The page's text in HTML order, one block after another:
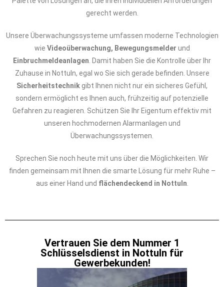
gerecht werden.
Unsere Überwachungssysteme umfassen moderne Technologien
wie Videoüberwachung, Bewegungsmelder und
Einbruchmeldeanlagen . Damit haben Sie die Kontrolle über Ihr
Zuhause in Nottuln, egal wo Sie sich gerade befinden. Unsere
Sicherheitstechnik gibt Ihnen nicht nur ein sicheres Gefühl,
sondern ermöglicht es Ihnen auch, frühzeitig auf potenzielle
Gefahren zu reagieren. Schützen Sie Ihr Eigentum effektiv mit
unseren hochmodernen Alarmanlagen und
Überwachungssystemen.
Sprechen Sie noch heute mit uns über die Möglichkeiten. Wir
finden gemeinsam mit Ihnen die smarte Lösung für mehr Ruhe –
aus einer Hand und flächendeckend in Nottuln
Vertrauen Sie dem Nummer 1
Schlüsselsdienst in Nottuln für
Gewerbekunden!